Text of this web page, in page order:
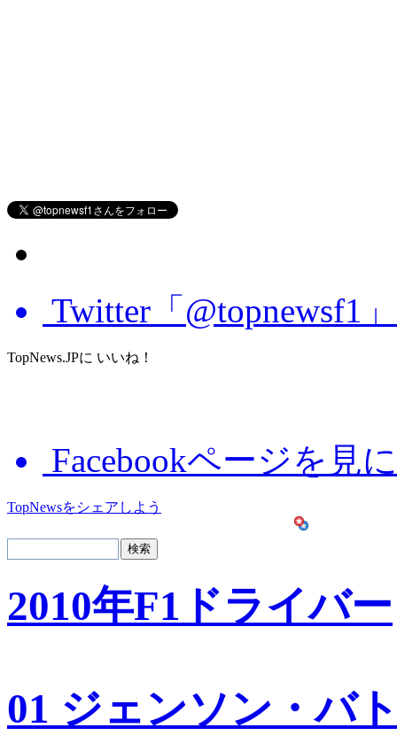
Twitter「@topnewsf1
TopNews.JPに いいね！
Facebookページを見
TopNewsをシェアしよう
2010年F1ドライバー
01 ジェンソン・バ